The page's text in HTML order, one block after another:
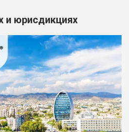
и юрисдикциях